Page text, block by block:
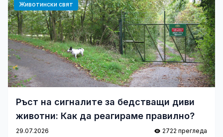
Животински свят
Ръст на сигналите за бедстващи диви
животни: Как да реагираме правилно?
29.07.2026 2722 прегледа